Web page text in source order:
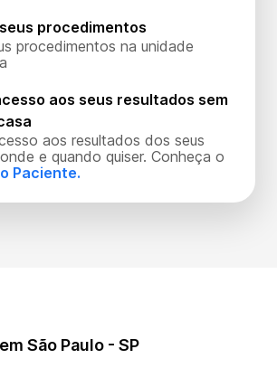
procedimentos
procedimentos na unidade
aos seus resultados sem
aos resultados dos seus
e quando quiser. Conheça o
Paciente.
São Paulo - SP